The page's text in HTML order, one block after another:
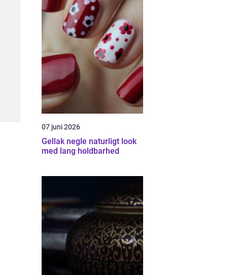
07 juni 2026
Gellak negle naturligt look
med lang holdbarhed